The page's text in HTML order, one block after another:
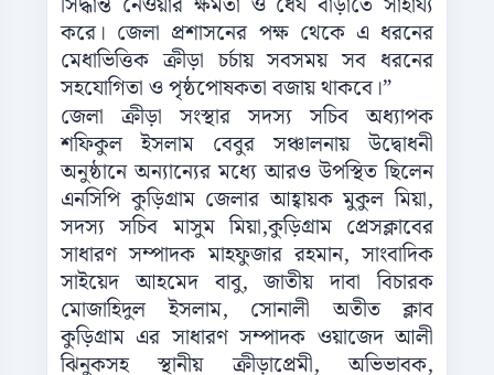
করে। জেলা প্রশাসনের পক্ষ থেকে এ ধরনের
মেধাভিত্তিক ক্রীড়া চর্চায় সবসময় সব ধরনের
সহযোগিতা ও পৃষ্ঠপোষকতা বজায় থাকবে।”
জেলা ক্রীড়া সংস্থার সদস্য সচিব অধ্যাপক
শফিকুল ইসলাম বেবুর সঞ্চালনায় উদ্বোধনী
অনুষ্ঠানে অন্যান্যের মধ্যে আরও উপস্থিত ছিলেন
এনসিপি কুড়িগ্রাম জেলার আহ্বায়ক মুকুল মিয়া,
সদস্য সচিব মাসুম মিয়া,কুড়িগ্রাম প্রেসক্লাবের
সাধারণ সম্পাদক মাহফুজার রহমান, সাংবাদিক
সাইয়েদ আহমেদ বাবু, জাতীয় দাবা বিচারক
মোজাহিদুল ইসলাম, সোনালী অতীত ক্লাব
কুড়িগ্রাম এর সাধারণ সম্পাদক ওয়াজেদ আলী
ঝিনুকসহ স্থানীয় ক্রীড়াপ্রেমী, অভিভাবক,